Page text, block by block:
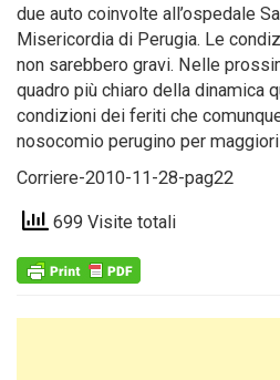
due auto coinvolte all’ospedale
Misericordia di Perugia. Le
non sarebbero gravi. Nelle
quadro più chiaro della dinamica
condizioni dei feriti che
nosocomio perugino per
Corriere-2010-11-28-pag22
699 Visite totali